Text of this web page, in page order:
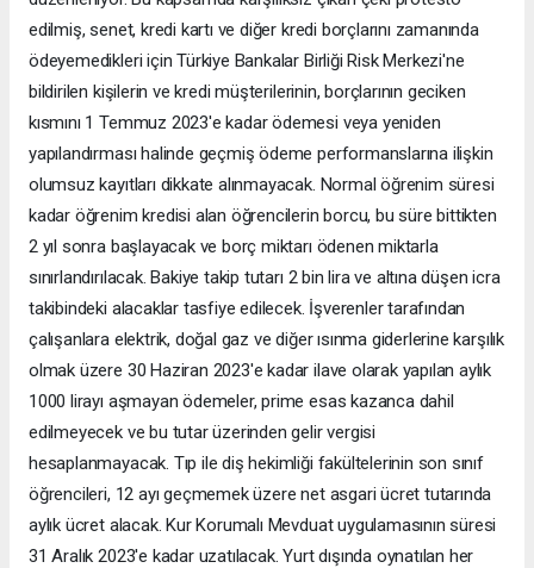
edilmiş, senet, kredi kartı ve diğer kredi borçlarını zamanında
ödeyemedikleri için Türkiye Bankalar Birliği Risk Merkezi'ne
bildirilen kişilerin ve kredi müşterilerinin, borçlarının geciken
kısmını 1 Temmuz 2023'e kadar ödemesi veya yeniden
yapılandırması halinde geçmiş ödeme performanslarına ilişkin
olumsuz kayıtları dikkate alınmayacak. Normal öğrenim süresi
kadar öğrenim kredisi alan öğrencilerin borcu, bu süre bittikten
2 yıl sonra başlayacak ve borç miktarı ödenen miktarla
sınırlandırılacak. Bakiye takip tutarı 2 bin lira ve altına düşen icra
takibindeki alacaklar tasfiye edilecek. İşverenler tarafından
çalışanlara elektrik, doğal gaz ve diğer ısınma giderlerine karşılık
olmak üzere 30 Haziran 2023'e kadar ilave olarak yapılan aylık
1000 lirayı aşmayan ödemeler, prime esas kazanca dahil
edilmeyecek ve bu tutar üzerinden gelir vergisi
hesaplanmayacak. Tıp ile diş hekimliği fakültelerinin son sınıf
öğrencileri, 12 ayı geçmemek üzere net asgari ücret tutarında
aylık ücret alacak. Kur Korumalı Mevduat uygulamasının süresi
31 Aralık 2023'e kadar uzatılacak. Yurt dışında oynatılan her